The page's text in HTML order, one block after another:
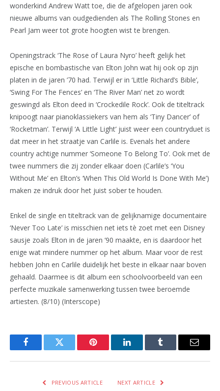
wonderkind Andrew Watt toe, die de afgelopen jaren ook
nieuwe albums van oudgedienden als The Rolling Stones en
Pearl Jam weer tot grote hoogten wist te brengen.
Openingstrack ‘The Rose of Laura Nyro’ heeft gelijk het
epische en bombastische van Elton John wat hij ook op zijn
platen in de jaren ’70 had. Terwijl er in ‘Little Richard’s Bible’,
‘Swing For The Fences’ en ‘The River Man’ net zo wordt
geswingd als Elton deed in ‘Crockedile Rock’. Ook de titeltrack
knipoogt naar pianoklassiekers van hem als ‘Tiny Dancer’ of
‘Rocketman’. Terwijl ‘A Little Light’ juist weer een countryduet is
dat meer in het straatje van Carlile is. Evenals het andere
country achtige nummer ‘Someone To Belong To’. Ook met de
twee nummers die zij zonder elkaar doen (Carlile’s ‘You
Without Me’ en Elton’s ‘When This Old World Is Done With Me’)
maken ze indruk door het juist sober te houden.
Enkel de single en titeltrack van de gelijknamige documentaire
‘Never Too Late’ is misschien net iets tè zoet met een Disney
sausje zoals Elton in de jaren ’90 maakte, en is daardoor het
enige wat mindere nummer op het album. Maar voor de rest
hebben John en Carlile duidelijk het beste in elkaar naar boven
gehaald. Daarmee is dit album een schoolvoorbeeld van een
perfecte muzikale samenwerking tussen twee beroemde
artiesten. (8/10) (Interscope)
FacebookTwitter Pinterest LinkedInTumblr Email
PREVIOUS ARTICLE NEXT ARTICLE